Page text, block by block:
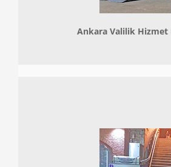
Ankara Valilik Hizmet